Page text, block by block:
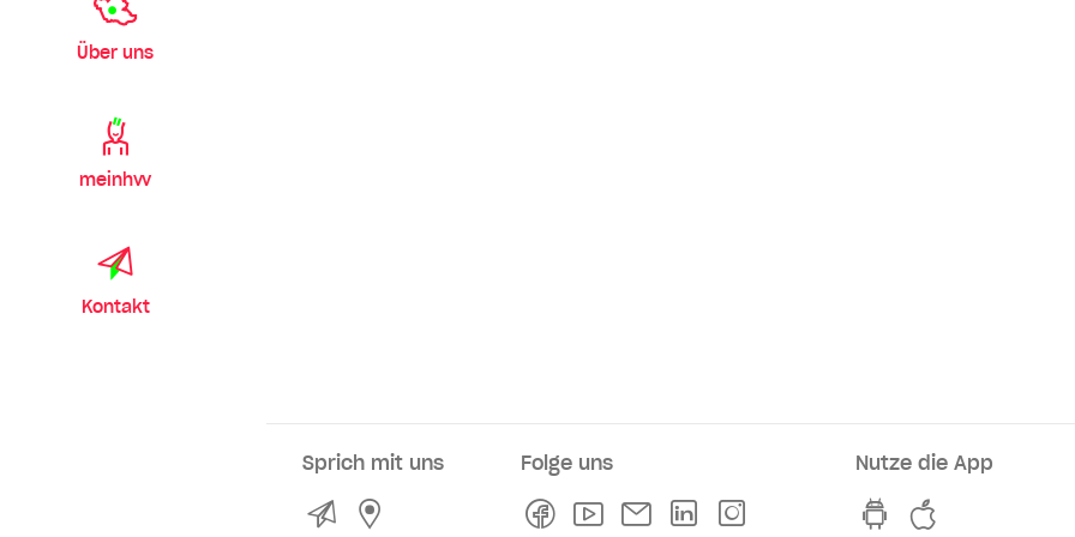
Über uns
meinhvv
Kontakt
Sprich mit uns
KontaktService- und Verkaufsstellen
Folge uns
FacebookYoutubeNewsletterLinkedln
Nutze die App
hvv switch App